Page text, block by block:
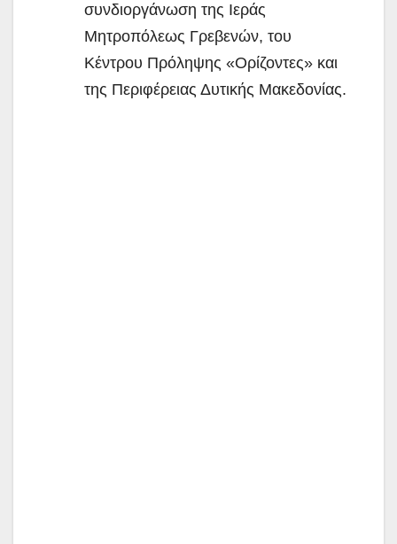
συνδιοργάνωση της Ιεράς
Μητροπόλεως Γρεβενών, του
Κέντρου Πρόληψης «Ορίζοντες» και
της Περιφέρειας Δυτικής Μακεδονίας.